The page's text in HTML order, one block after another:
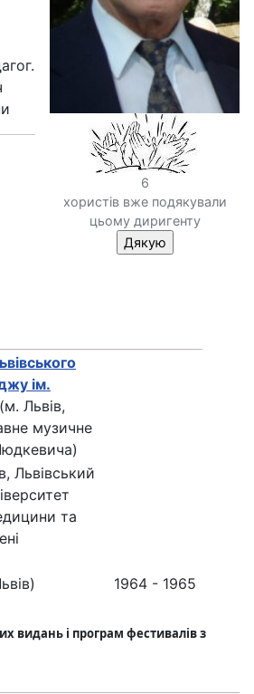
6
хористів вже подякували
цьому диригенту
ім.
Львів,
музичне
Львівський
та
1964 - 1965
видань і програм фестивалів з